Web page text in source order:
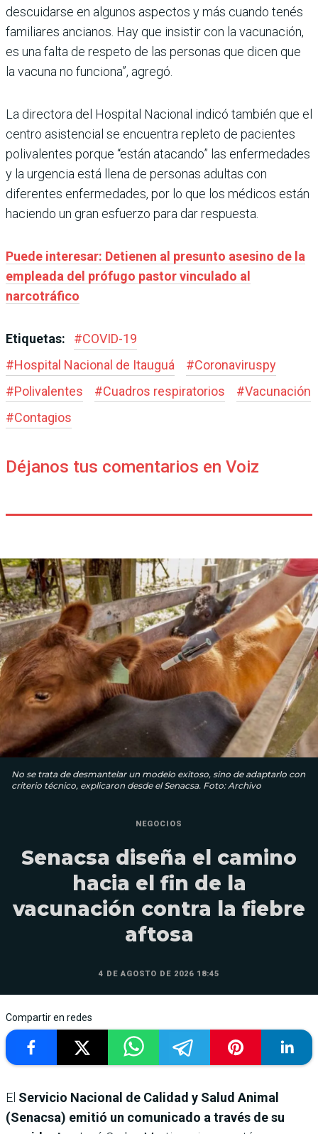
descuidarse en algunos aspectos y más cuando tenés
familiares ancianos. Hay que insistir con la vacunación,
es una falta de respeto de las personas que dicen que
la vacuna no funciona”, agregó.
La directora del Hospital Nacional indicó también que el
centro asistencial se encuentra repleto de pacientes
polivalentes porque “están atacando” las enfermedades
y la urgencia está llena de personas adultas con
diferentes enfermedades, por lo que los médicos están
haciendo un gran esfuerzo para dar respuesta.
Puede interesar: Detienen al presunto asesino de la
empleada del prófugo pastor vinculado al
narcotráfico
Etiquetas: #COVID-19
#Hospital Nacional de Itauguá #Coronaviruspy
#Polivalentes #Cuadros respiratorios #Vacunación
#Contagios
Déjanos tus comentarios en Voiz
No se trata de desmantelar un modelo exitoso, sino de adaptarlo con
criterio técnico, explicaron desde el Senacsa. Foto: Archivo
NEGOCIOS
Senacsa diseña el camino
hacia el fin de la
vacunación contra la fiebre
aftosa
4 DE AGOSTO DE 2026 18:45
Compartir en redes
El Servicio Nacional de Calidad y Salud Animal
(Senacsa) emitió un comunicado a través de su